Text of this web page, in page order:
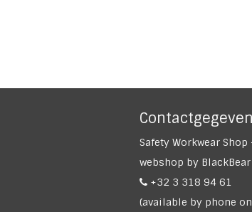
Safety Workwear Shop
webshop by BlackBear
+32 3 318 94 61
(available by phone on